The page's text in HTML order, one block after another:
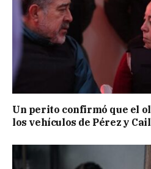
Un perito confirmó que el
los vehículos de Pérez y